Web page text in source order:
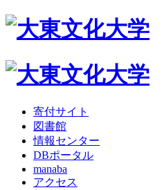
寄付サイト
図書館
情報センター
DBポータル
manaba
アクセス